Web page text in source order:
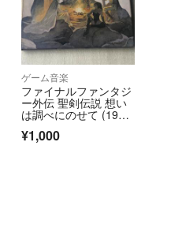
ゲーム音楽
ファイナルファンタジ
ー外伝 聖剣伝説 想い
は調べにのせて (1991
年)
¥1,000